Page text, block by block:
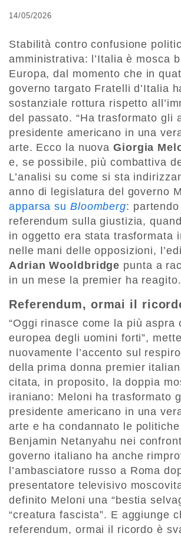
14/05/2026
Stabilità contro confusione
amministrativa: l’Italia è mosca
Europa, dal momento che in
governo targato Fratelli d’Italia
sostanziale rottura rispetto
del passato. “Ha trasformato gli
presidente americano in una
arte. Ecco la nuova Giorgia
e, se possibile, più combattiva
L’analisi su come si sta
anno di legislatura del governo
apparsa su Bloomberg:
referendum sulla giustizia,
in oggetto era stata trasformata
nelle mani delle opposizioni,
Adrian Wooldbridge punta a
in un mese la premier ha reagito.
Referendum, ormai il
“Oggi rinasce come la più aspra
europea degli uomini forti”,
nuovamente l’accento sul
della prima donna premier
citata, in proposito, la doppia
iraniano: Meloni ha trasformato
presidente americano in una
arte e ha condannato le
Benjamin Netanyahu nei
governo italiano ha anche
l’ambasciatore russo a Roma
presentatore televisivo
definito Meloni una “bestia
“creatura fascista”. E aggiunge
referendum, ormai il ricordo è